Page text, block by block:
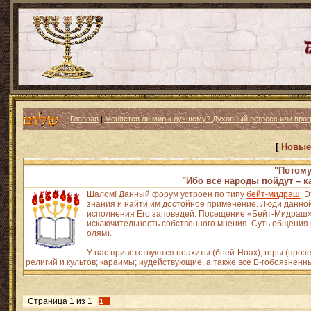
Главная|Меняется ли мир к лучшему? Духовный регресс или
[
"Ибо все народы пойдут –
Шалом! Данный форум устроен по типубейт-мидраш.
знания и найти им достойное применение. Люди
исполнения Его заповедей. Посещение «Бейт-Мидраш»
исключительность собственного мнения. Суть
олям).
У нас приветствуются ноахиты (бней-Ноах); геры
религий и культов; караимы; иудействующие, а также все Б-
Страница 1 из 1 1